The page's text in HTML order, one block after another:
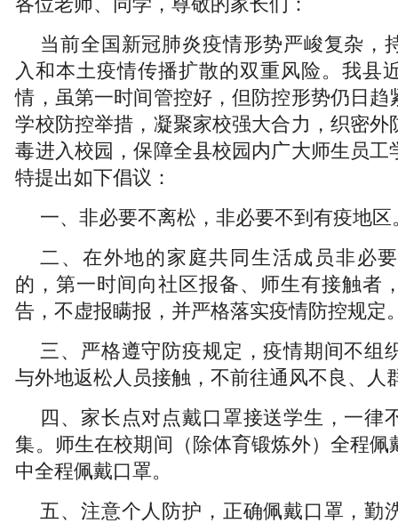
各位老师、同学，尊敬的家长们：
当前全国新冠肺炎疫情形势严峻复杂，
入和本土疫情传播扩散的双重风险。我县
情，虽第一时间管控好，但防控形势仍日趋
学校防控举措，凝聚家校强大合力，织密外
毒进入校园，保障全县校园内广大师生员工
特提出如下倡议：
一、非必要不离松，非必要不到有疫地区
二、在外地的家庭共同生活成员非必
的，第一时间向社区报备、师生有接触者
告，不虚报瞒报，并严格落实疫情防控规定
三、严格遵守防疫规定，疫情期间不组
与外地返松人员接触，不前往通风不良、人
四、家长点对点戴口罩接送学生，一律
集。师生在校期间（除体育锻炼外）全程佩
中全程佩戴口罩。
五、注意个人防护，正确佩戴口罩，勤